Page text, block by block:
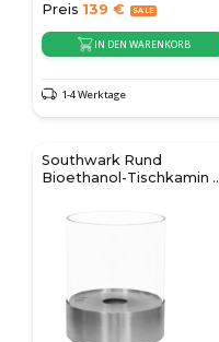
Preis 139 €
IN DEN WARENKORB
1-4 Werktage
Southwark Rund
Bioethanol-Tischkamin -